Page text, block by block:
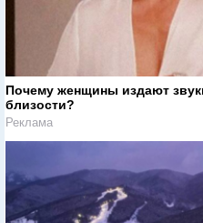
Почему женщины издают
близости?
Реклама